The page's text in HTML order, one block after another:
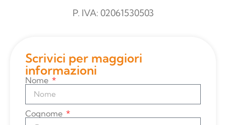
P. IVA: 02061530503
Scrivici per maggiori
informazioni
Nome
Cognome